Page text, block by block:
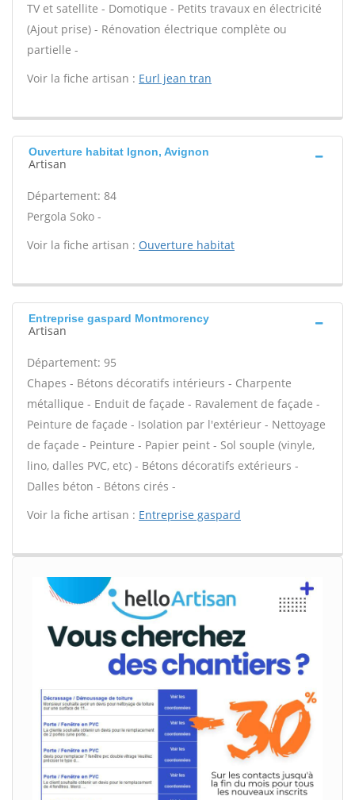
TV et satellite - Domotique - Petits travaux en électricité
(Ajout prise) - Rénovation électrique complète ou
partielle -
Voir la fiche artisan : Eurl jean tran
Ouverture habitat Ignon, Avignon
Artisan
Département: 84
Pergola Soko -
Voir la fiche artisan : Ouverture habitat
Entreprise gaspard Montmorency
Artisan
Département: 95
Chapes - Bétons décoratifs intérieurs - Charpente
métallique - Enduit de façade - Ravalement de façade -
Peinture de façade - Isolation par l'extérieur - Nettoyage
de façade - Peinture - Papier peint - Sol souple (vinyle,
lino, dalles PVC, etc) - Bétons décoratifs extérieurs -
Dalles béton - Bétons cirés -
Voir la fiche artisan : Entreprise gaspard